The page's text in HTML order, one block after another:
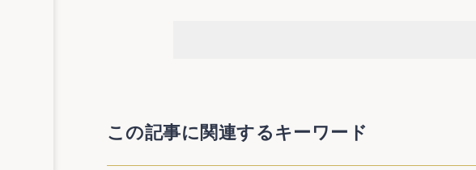
〈２〉刑事施設の長は、被害者等から、聴取した心情等を受
刑者に対しては、その意向を尊重しつつ、適切な住居その
することを助けること等の支援を行うこととされました。
この記事に関連するキーワード